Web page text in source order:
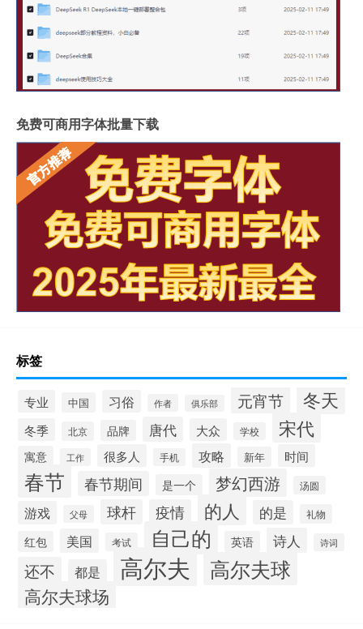
免费可商用字体批量下载
标签
专业 中国 习俗 作者 俱乐部 元宵节 冬天
冬季 北京 品牌 唐代 大众 学校 宋代
寓意 工作 很多人 手机 攻略 新年 时间
春节 春节期间 是一个 梦幻西游 汤圆
游戏 父母 球杆 疫情 的人 的是 礼物
红包 美国 考试 自己的 英语 诗人 诗词
还不 都是 高尔夫 高尔夫球
高尔夫球场